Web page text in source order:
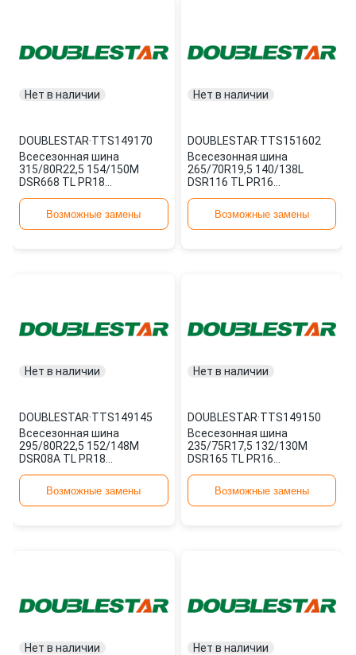
Нет в наличии
DOUBLESTAR·TTS149170
Всесезонная шина
315/80R22,5 154/150M
DSR668 TL PR18
Возможные замены
Нет в наличии
DOUBLESTAR·TTS151602
Всесезонная шина
265/70R19,5 140/138L
DSR116 TL PR16
Возможные замены
Нет в наличии
DOUBLESTAR·TTS149145
Всесезонная шина
295/80R22,5 152/148M
DSR08A TL PR18
Возможные замены
Нет в наличии
DOUBLESTAR·TTS149150
Всесезонная шина
235/75R17,5 132/130M
DSR165 TL PR16
Возможные замены
Нет в наличии Нет в наличии